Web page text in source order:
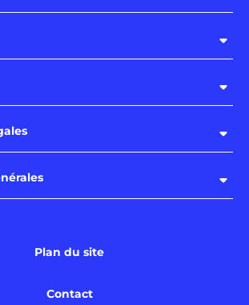
Plan du site
Contact